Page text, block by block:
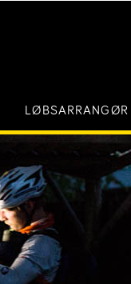
LØBSARRANGØR